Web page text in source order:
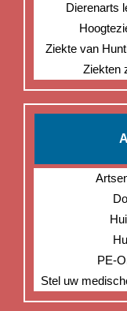
Dierenarts
Ziekte van
Ziekten
PE-
Stel uw